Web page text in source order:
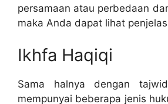
persamaan atau perbedaan
maka Anda dapat lihat
Ikhfa Haqiqi
Sama halnya dengan
mempunyai beberapa jenis